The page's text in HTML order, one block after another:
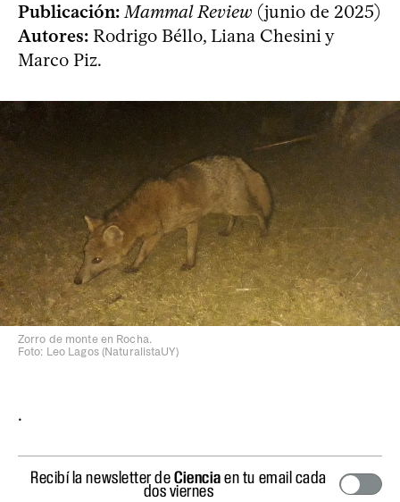
Publicación: Mammal Review (junio de 2025)
Autores: Rodrigo Béllo, Liana Chesini y
Marco Piz.
Zorro de monte en Rocha.
Foto: Leo Lagos (NaturalistaUY)
.
Recibí la newsletter deCienciaen tu email cada
dos viernes